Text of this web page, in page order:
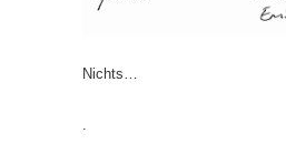
Nichts…
.